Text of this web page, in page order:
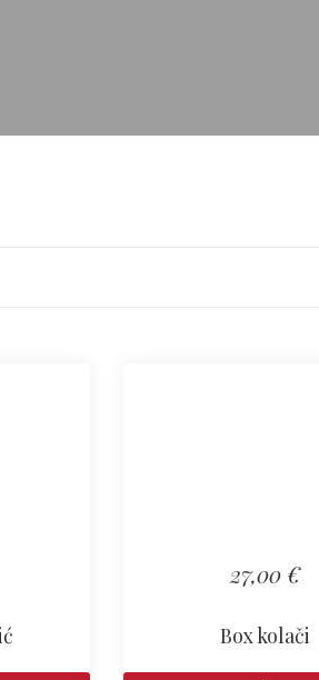
27,00 €
Box kolači